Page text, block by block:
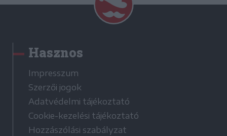
Hasznos
Impresszum
Szerzői jogok
Adatvédelmi tájékoztató
Cookie-kezelési tájékoztató
Hozzászólási szabályzat